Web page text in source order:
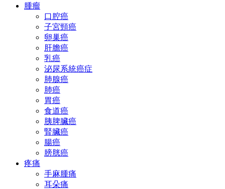
腫瘤
口腔癌
子宮頸癌
卵巢癌
肝膽癌
乳癌
泌尿系統癌症
肺腺癌
肺癌
胃癌
食道癌
胰脾臟癌
腎臟癌
腸癌
膀胱癌
疼痛
手麻腫痛
耳朵痛